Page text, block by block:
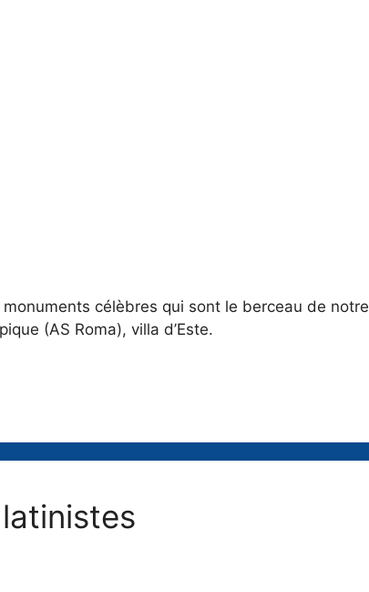
célèbres qui sont le berceau de notre
(AS Roma), villa d’Este.